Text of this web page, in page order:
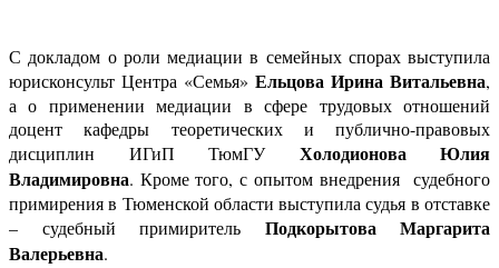
С докладом о роли медиации в семейных спорах выступила
юрисконсульт Центра «Семья» Ельцова Ирина Витальевна,
а о применении медиации в сфере трудовых отношений
доцент кафедры теоретических и публично-правовых
дисциплин ИГиП ТюмГУ Холодионова Юлия
Владимировна. Кроме того, с опытом внедрения судебного
примирения в Тюменской области выступила судья в отставке
– судебный примиритель Подкорытова Маргарита
Валерьевна.